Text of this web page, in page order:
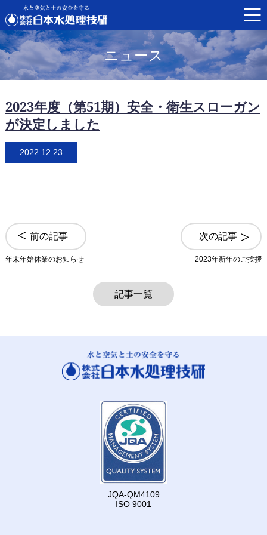
ニュース
2023年度（第51期）安全・衛生スローガン
が決定しました
2022.12.23
前の記事
年末年始休業のお知らせ
記事一覧
次の記事
2023年新年のご挨拶
JQA-QM4109
ISO 9001